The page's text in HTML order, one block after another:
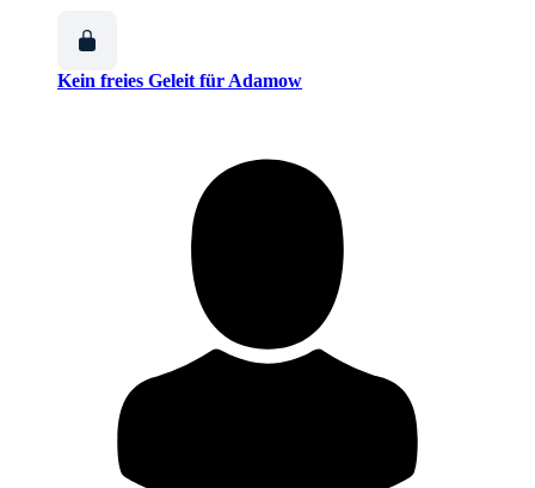
Kein freies Geleit für Adamow